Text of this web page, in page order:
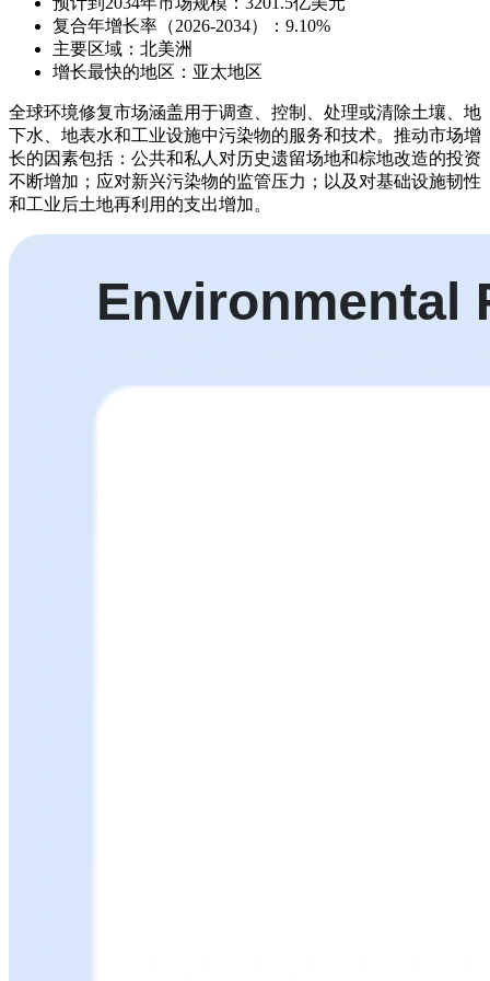
复合年增长率（2026-2034）：9.10%
主要区域：北美洲
增长最快的地区：亚太地区
全球环境修复市场涵盖用于调查、控制、处理或清除土壤、地
下水、地表水和工业设施中污染物的服务和技术。推动市场增
长的因素包括：公共和私人对历史遗留场地和棕地改造的投资
不断增加；应对新兴污染物的监管压力；以及对基础设施韧性
和工业后土地再利用的支出增加。